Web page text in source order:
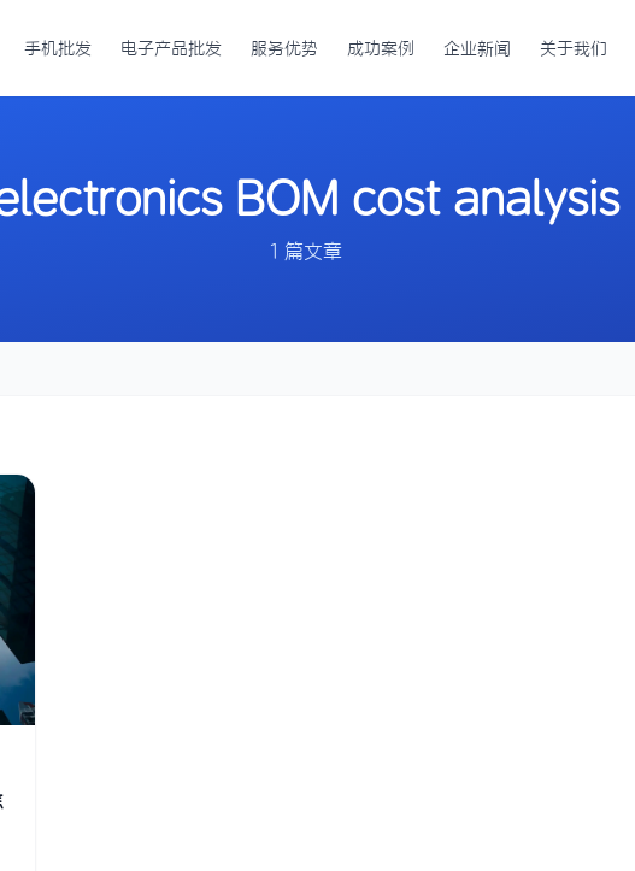
手机批发 电子产品批发 服务优势 成功案例 企业新闻 关于我们
BOM cost analysis
1 篇文章